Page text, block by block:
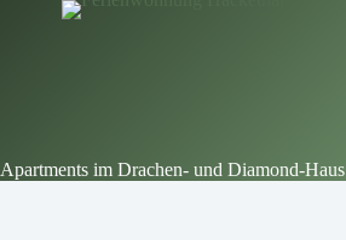
Apartments im Drachen- und Diamond-Haus